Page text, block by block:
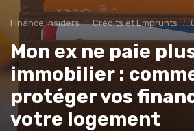
Finance Insiders Crédits et Emprunts
Mon ex ne paie
immobilier :
protéger vos
votre logement